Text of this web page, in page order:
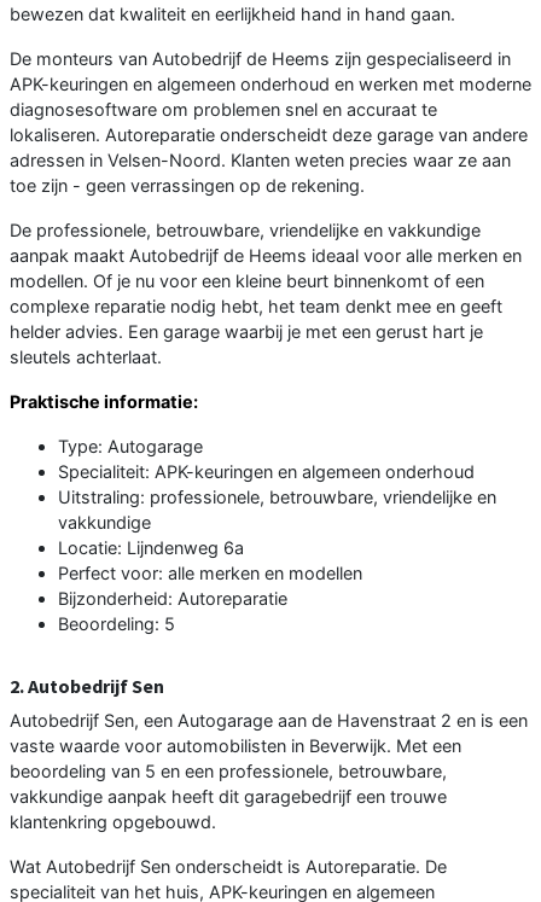
bewezen dat kwaliteit en eerlijkheid hand in hand gaan.
De monteurs van Autobedrijf de Heems zijn gespecialiseerd in
APK-keuringen en algemeen onderhoud en werken met moderne
diagnosesoftware om problemen snel en accuraat te
lokaliseren. Autoreparatie onderscheidt deze garage van andere
adressen in Velsen-Noord. Klanten weten precies waar ze aan
toe zijn - geen verrassingen op de rekening.
De professionele, betrouwbare, vriendelijke en vakkundige
aanpak maakt Autobedrijf de Heems ideaal voor alle merken en
modellen. Of je nu voor een kleine beurt binnenkomt of een
complexe reparatie nodig hebt, het team denkt mee en geeft
helder advies. Een garage waarbij je met een gerust hart je
sleutels achterlaat.
Praktische informatie:
Type: Autogarage
Specialiteit: APK-keuringen en algemeen onderhoud
Uitstraling: professionele, betrouwbare, vriendelijke en
vakkundige
Locatie: Lijndenweg 6a
Perfect voor: alle merken en modellen
Bijzonderheid: Autoreparatie
Beoordeling: 5
2. Autobedrijf Sen
Autobedrijf Sen, een Autogarage aan de Havenstraat 2 en is een
vaste waarde voor automobilisten in Beverwijk. Met een
beoordeling van 5 en een professionele, betrouwbare,
vakkundige aanpak heeft dit garagebedrijf een trouwe
klantenkring opgebouwd.
Wat Autobedrijf Sen onderscheidt is Autoreparatie. De
specialiteit van het huis, APK-keuringen en algemeen